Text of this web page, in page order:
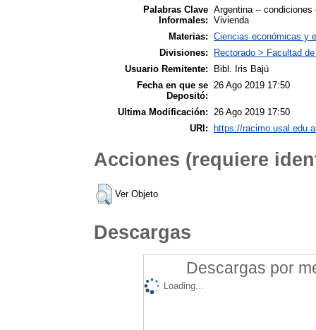
Palabras Clave
Informales:
Argentina --
Vivienda
Materias: Ciencias económicas y
Divisiones:
Rectorado > Facultad
Usuario Remitente:
Bibl. Iris Bajú
Fecha en que se
Depositó:
26 Ago 2019 17:50
Ultima Modificación: 26 Ago 2019 17:50
URI:
https://
Acciones (requiere
Ver Objeto
Descargas
Descargas por
Loading...